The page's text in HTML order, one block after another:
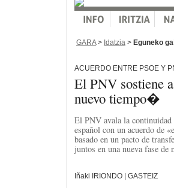
GARA> Idatzia > Eguneko
ACUERDO ENTRE PSOE Y
El PNV sostiene
nuevo tiempo�
El PNV avala la
español con un acuerdo de
basado en un pacto de
juntos en una nueva fase de
Iñaki IRIONDO | GASTEIZ